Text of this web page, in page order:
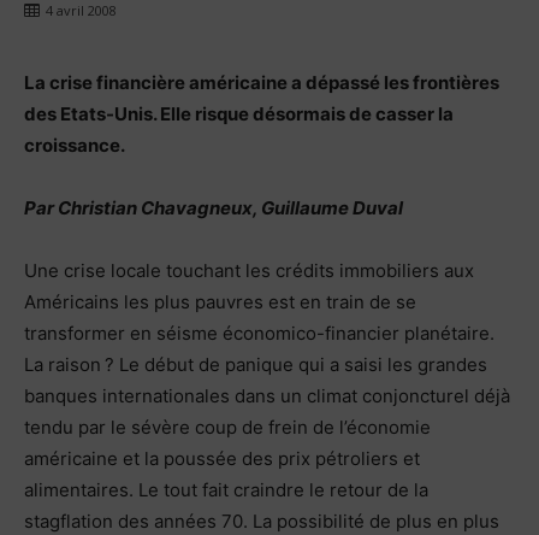
4 avril 2008
La crise financière américaine a dépassé les frontières
des Etats-Unis. Elle risque désormais de casser la
croissance.
Par Christian Chavagneux, Guillaume Duval
Une crise locale touchant les crédits immobiliers aux
Américains les plus pauvres est en train de se
transformer en séisme économico-financier planétaire.
La raison ? Le début de panique qui a saisi les grandes
banques internationales dans un climat conjoncturel déjà
tendu par le sévère coup de frein de l’économie
américaine et la poussée des prix pétroliers et
alimentaires. Le tout fait craindre le retour de la
stagflation des années 70. La possibilité de plus en plus